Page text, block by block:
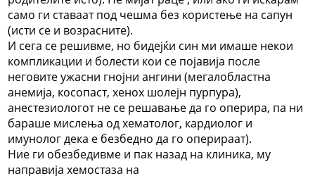
само ги ставаат под чешма без користење на сапун
(исти се и возрасните).
И сега се решивме, но бидејќи син ми имаше некои
компликации и болести кои се појавија после
неговите ужасни гнојни ангини (мегалобластна
анемија, косопаст, хенох шолејн пурпура),
анестезиологот не се решавање да го оперира, па ни
бараше мислења од хематолог, кардиолог и
имунолог дека е безбедно да го оперираат).
Ние ги обезбедивме и пак назад на клиника, му
направија хемостаза на